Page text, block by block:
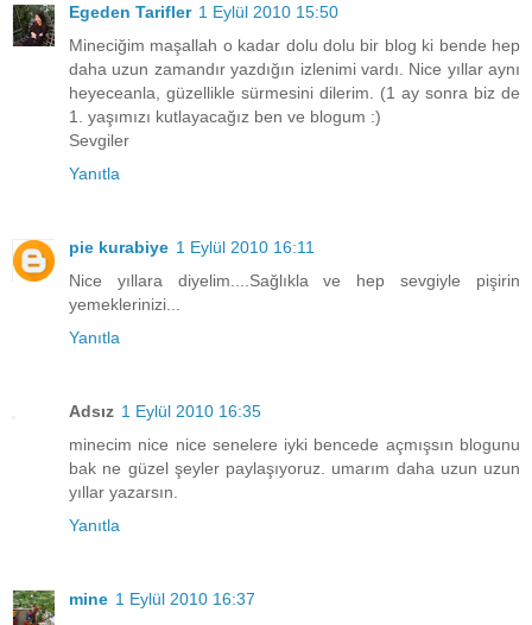
Egeden Tarifler 1 Eylül 2010 15:50
Mineciğim maşallah o kadar dolu dolu bir blog ki bende hep
daha uzun zamandır yazdığın izlenimi vardı. Nice yıllar aynı
heyeceanla, güzellikle sürmesini dilerim. (1 ay sonra biz de
1. yaşımızı kutlayacağız ben ve blogum :)
Sevgiler
Yanıtla
pie kurabiye 1 Eylül 2010 16:11
Nice yıllara diyelim....Sağlıkla ve hep sevgiyle pişirin
yemeklerinizi...
Yanıtla
Adsız 1 Eylül 2010 16:35
minecim nice nice senelere iyki bencede açmışsın blogunu
bak ne güzel şeyler paylaşıyoruz. umarım daha uzun uzun
yıllar yazarsın.
Yanıtla
mine 1 Eylül 2010 16:37